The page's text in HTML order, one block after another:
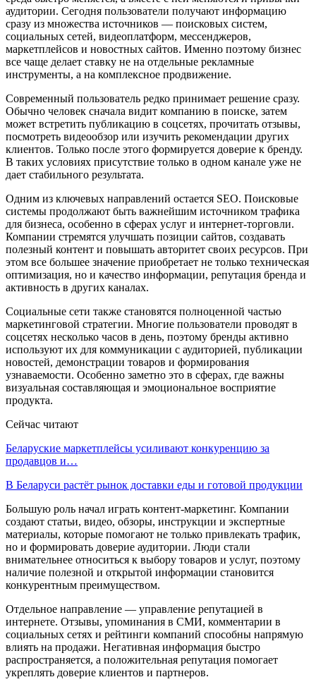
аудитории. Сегодня пользователи получают информацию
сразу из множества источников — поисковых систем,
социальных сетей, видеоплатформ, мессенджеров,
маркетплейсов и новостных сайтов. Именно поэтому бизнес
все чаще делает ставку не на отдельные рекламные
инструменты, а на комплексное продвижение.
Современный пользователь редко принимает решение сразу.
Обычно человек сначала видит компанию в поиске, затем
может встретить публикацию в соцсетях, прочитать отзывы,
посмотреть видеообзор или изучить рекомендации других
клиентов. Только после этого формируется доверие к бренду.
В таких условиях присутствие только в одном канале уже не
дает стабильного результата.
Одним из ключевых направлений остается SEO. Поисковые
системы продолжают быть важнейшим источником трафика
для бизнеса, особенно в сферах услуг и интернет-торговли.
Компании стремятся улучшать позиции сайтов, создавать
полезный контент и повышать авторитет своих ресурсов. При
этом все большее значение приобретает не только техническая
оптимизация, но и качество информации, репутация бренда и
активность в других каналах.
Социальные сети также становятся полноценной частью
маркетинговой стратегии. Многие пользователи проводят в
соцсетях несколько часов в день, поэтому бренды активно
используют их для коммуникации с аудиторией, публикации
новостей, демонстрации товаров и формирования
узнаваемости. Особенно заметно это в сферах, где важны
визуальная составляющая и эмоциональное восприятие
продукта.
Сейчас читают
Беларуские маркетплейсы усиливают конкуренцию за
продавцов и…
В Беларуси растёт рынок доставки еды и готовой продукции
Большую роль начал играть контент-маркетинг. Компании
создают статьи, видео, обзоры, инструкции и экспертные
материалы, которые помогают не только привлекать трафик,
но и формировать доверие аудитории. Люди стали
внимательнее относиться к выбору товаров и услуг, поэтому
наличие полезной и открытой информации становится
конкурентным преимуществом.
Отдельное направление — управление репутацией в
интернете. Отзывы, упоминания в СМИ, комментарии в
социальных сетях и рейтинги компаний способны напрямую
влиять на продажи. Негативная информация быстро
распространяется, а положительная репутация помогает
укреплять доверие клиентов и партнеров.